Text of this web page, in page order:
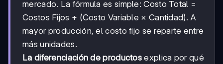
mercado. La fórmula es simple: Costo Total =
Costos Fijos + (Costo Variable × Cantidad). A
mayor producción, el costo fijo se reparte entre
más unidades.
La diferenciación de productos explica por qué